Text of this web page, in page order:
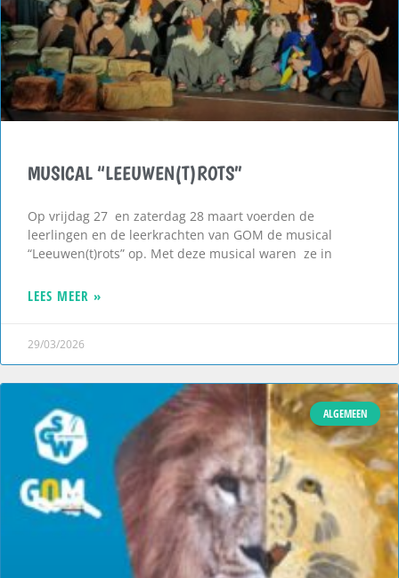
MUSICAL “LEEUWEN(T)ROTS”
Op vrijdag 27 en zaterdag 28 maart voerden de
leerlingen en de leerkrachten van GOM de musical
“Leeuwen(t)rots” op. Met deze musical waren ze in
LEES MEER »
29/03/2026
ALGEMEEN